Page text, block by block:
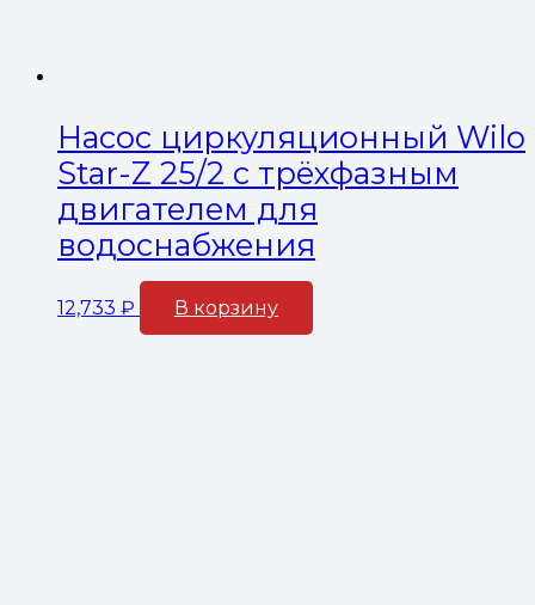
Насос циркуляционный Wilo
Star-Z 25/2 с трёхфазным
двигателем для
водоснабжения
12,733 ₽ В корзину